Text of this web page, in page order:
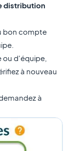
distribution
bon compte
d'équipe,
à nouveau
à